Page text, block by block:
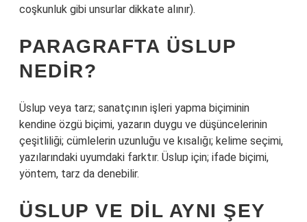
coşkunluk gibi unsurlar dikkate alınır).
PARAGRAFTA ÜSLUP
NEDIR?
Üslup veya tarz; sanatçının işleri yapma biçiminin
kendine özgü biçimi, yazarın duygu ve düşüncelerinin
çeşitliliği; cümlelerin uzunluğu ve kısalığı; kelime seçimi,
yazılarındaki uyumdaki farktır. Üslup için; ifade biçimi,
yöntem, tarz da denebilir.
ÜSLUP VE DIL AYNI ŞEY